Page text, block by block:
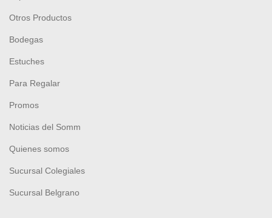
Otros Productos
Bodegas
Estuches
Para Regalar
Promos
Noticias del Somm
Quienes somos
Sucursal Colegiales
Sucursal Belgrano